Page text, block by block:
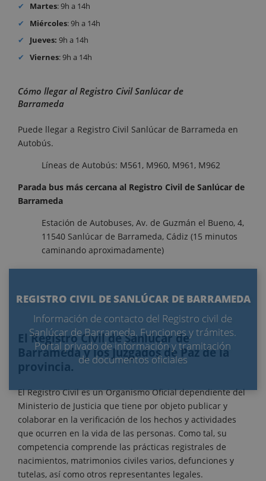
REGISTRO CIVIL DE SANLÚCAR DE BARRAMEDA
Información de contacto del Registro civil de
Sanlúcar de Barrameda. Funciones y trámites.
Portal privado de información y tramitación
de documentos oficiales
Martes: 9h a 14h
Miércoles: 9h a 14h
Jueves: 9h a 14h
Viernes: 9h a 14h
Cómo llegar al Registro Civil Sanlúcar de
Barrameda
Puede llegar a Registro Civil Sanlúcar de Barrameda en
Autobús.
Líneas de Autobús: M561, M960, M961, M962
Parada bus más cercana al Registro Civil de Sanlúcar de
Barrameda
Estación de Autobuses, Av. de Guzmán el Bueno, 4,
11540 Sanlúcar de Barrameda, Cádiz (15 minutos
caminando aproximadamente)
El Registro Civil de Sanlúcar de
Barrameda y los Juzgados de Paz de la
provincia.
El Registro Civil es un Organismo Oficial dependiente del
Ministerio de Justicia que tiene por objeto publicar y
colaborar en la verificación de los hechos y actividades
que ocurren en la vida de las personas. Como tal, su
competencia comprende las prácticas registrales de
nacimientos, matrimonios civiles varios, defunciones y
tutelas, así como otros representantes legales.